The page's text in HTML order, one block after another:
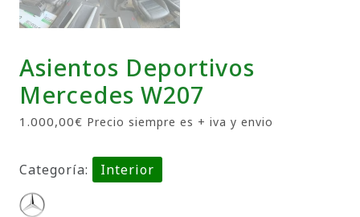
Asientos Deportivos
Mercedes W207
1.000,00€ Precio siempre es + iva y envio
Categoría: Interior